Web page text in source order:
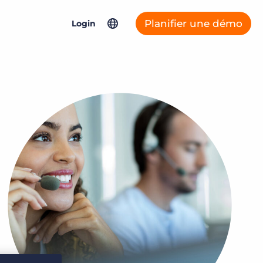
Login
Bullhorn Connexys
Bullhorn ATS & CRM
Salesforce Solutions
Bullhorn Jobscience
Asia Pacific
United Kingdom & Europe
Germany
France
Netherlands
Planifier une démo